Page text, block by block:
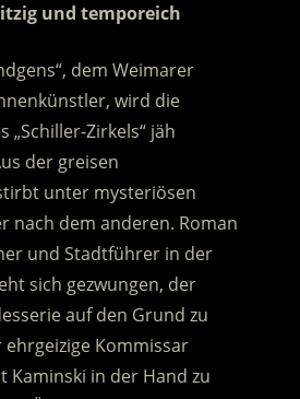
und temporeich
dem Weimarer
wird die
„Schiller-Zirkels“ jäh
der greisen
unter mysteriösen
nach dem anderen. Roman
und Stadtführer in der
sich gezwungen, der
auf den Grund zu
ehrgeizige Kommissar
Kaminski in der Hand zu